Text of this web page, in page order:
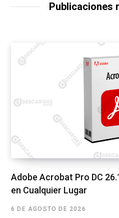
Publicaciones
Adobe Acrobat Pro DC
en Cualquier Lugar
6 DE AGOSTO DE 2026